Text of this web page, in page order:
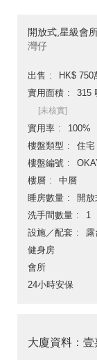
開放式,星級會
灣仔
出售
HK$ 750
實用面積
315
[未核實]
實用率
100%
樓盤類型
住宅
樓盤編號
樓層
中層
睡房數量
開放
洗手間數量
1
設施／配套
露
健身房
會所
24小時安保
大廈資料：壹